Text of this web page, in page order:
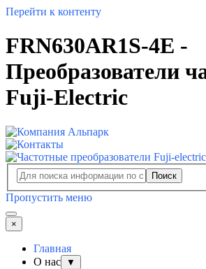
Перейти к контенту
FRN630AR1S-4E -
Преобразователи
Fuji-Electric
Поиск
Пропустить меню
×
Главная
О нас
▼